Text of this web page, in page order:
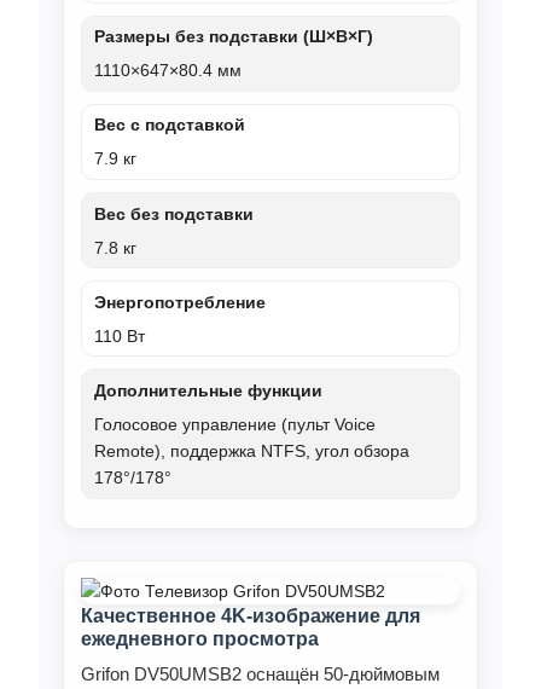
Размеры без подставки (Ш×В×Г)
1110×647×80.4 мм
Вес с подставкой
7.9 кг
Вес без подставки
7.8 кг
Энергопотребление
110 Вт
Дополнительные функции
Голосовое управление (пульт Voice
Remote), поддержка NTFS, угол обзора
178°/178°
Качественное 4K‑изображение для
ежедневного просмотра
Grifon DV50UMSB2 оснащён 50‑дюймовым